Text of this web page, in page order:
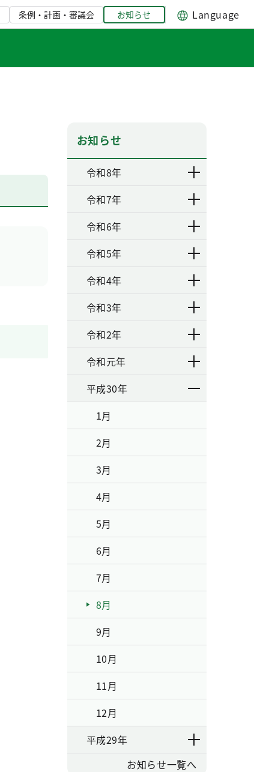
条例・計画・審議会 お知らせ Language
お知らせ
令和8年
令和7年
令和6年
令和5年
令和4年
令和3年
令和2年
令和元年
平成30年
1月
2月
3月
4月
5月
6月
7月
8月
9月
10月
11月
12月
平成29年
お知らせ一覧へ